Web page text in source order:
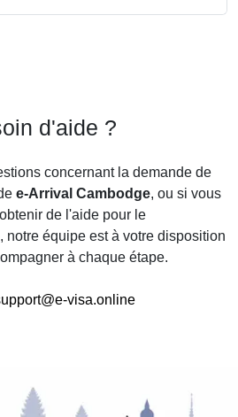
d'aide ?
concernant la demande de
e-Arrival Cambodge, ou si vous
de l'aide pour le
notre équipe est à votre disposition
à chaque étape.
visa.online